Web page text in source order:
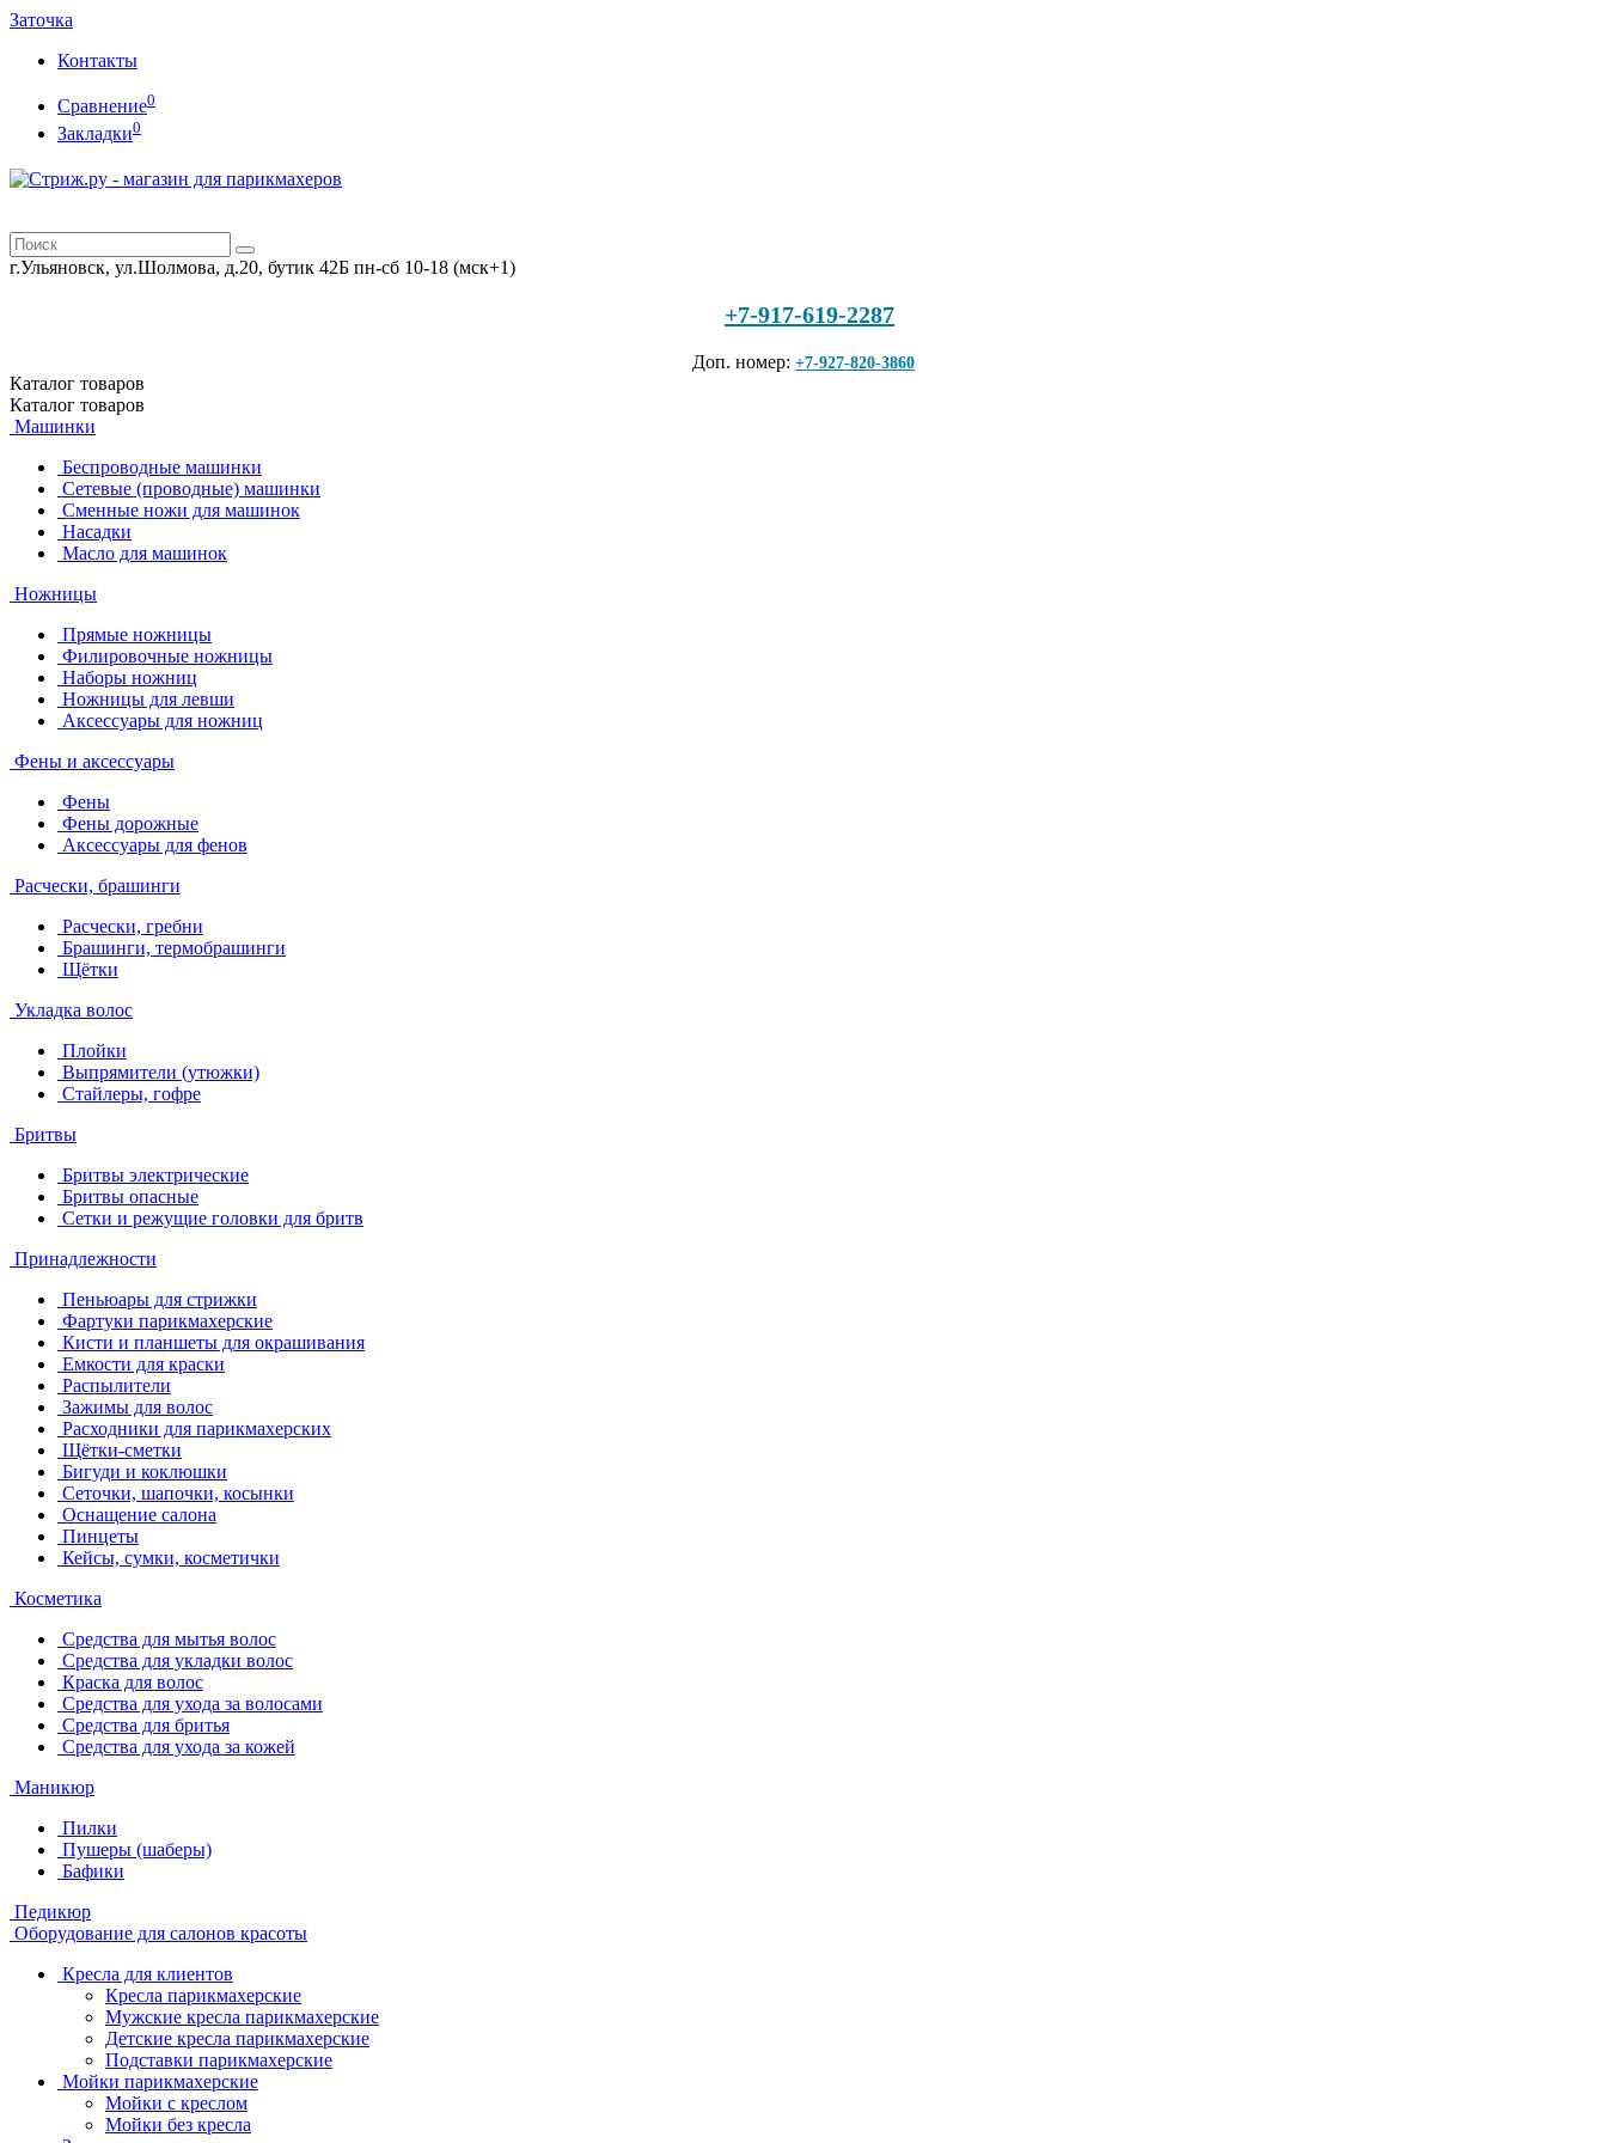
Заточка
Контакты
Сравнение0
Закладки0
г.Ульяновск, ул.Шолмова, д.20, бутик 42Б пн-сб 10-18 (мск+1)
+7-917-619-2287
Доп. номер: +7-927-820-3860
Каталог товаров
Каталог товаров
Машинки
Беспроводные машинки
Сетевые (проводные) машинки
Сменные ножи для машинок
Насадки
Масло для машинок
Ножницы
Прямые ножницы
Филировочные ножницы
Наборы ножниц
Ножницы для левши
Аксессуары для ножниц
Фены и аксессуары
Фены
Фены дорожные
Аксессуары для фенов
Расчески, брашинги
Расчески, гребни
Брашинги, термобрашинги
Щётки
Укладка волос
Плойки
Выпрямители (утюжки)
Стайлеры, гофре
Бритвы
Бритвы электрические
Бритвы опасные
Сетки и режущие головки для бритв
Принадлежности
Пеньюары для стрижки
Фартуки парикмахерские
Кисти и планшеты для окрашивания
Емкости для краски
Распылители
Зажимы для волос
Расходники для парикмахерских
Щётки-сметки
Бигуди и коклюшки
Сеточки, шапочки, косынки
Оснащение салона
Пинцеты
Кейсы, сумки, косметички
Косметика
Средства для мытья волос
Средства для укладки волос
Краска для волос
Средства для ухода за волосами
Средства для бритья
Средства для ухода за кожей
Маникюр
Пилки
Пушеры (шаберы)
Бафики
Педикюр
Оборудование для салонов красоты
Кресла для клиентов
Кресла парикмахерские
Мужские кресла парикмахерские
Детские кресла парикмахерские
Подставки парикмахерские
Мойки парикмахерские
Мойки с креслом
Мойки без кресла